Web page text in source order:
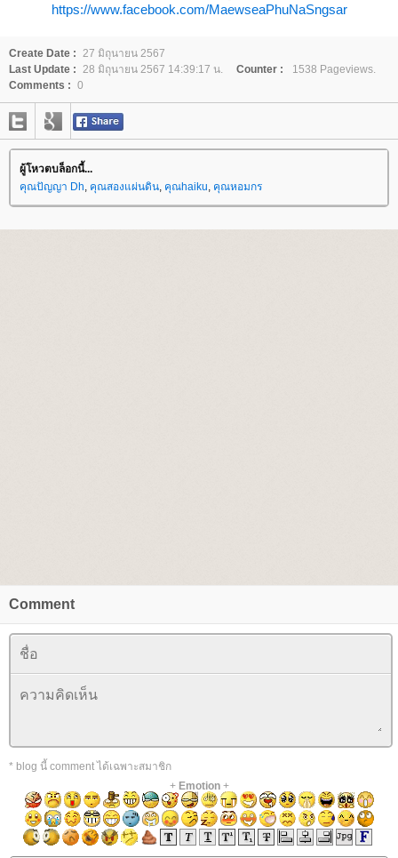
https://www.facebook.com/MaewseaPhuNaSngsar
Create Date :
27 มิถุนายน 2567
Last Update :
28 มิถุนายน 2567 14:39:17 น. Counter :
1538 Pageviews.
Comments : 0
ผู้โหวตบล็อกนี้...
คุณปัญญา Dh คุณสองแผ่นดิน คุณhaiku คุณหอมกร
Comment
* blog นี้ comment ได้เฉพาะสมาชิก
+ Emotion+